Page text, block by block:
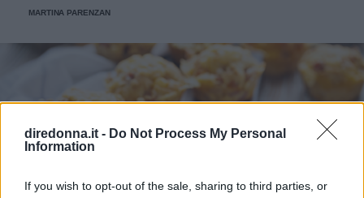
diredonna.it - Do Not Process My Personal
Information
If you wish to opt-out of the sale, sharing to third parties, or
MARTINA PARENZAN